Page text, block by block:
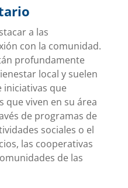
a las
con la comunidad.
profundamente
local y suelen
que
que viven en su área
de programas de
sociales o el
las cooperativas
de las